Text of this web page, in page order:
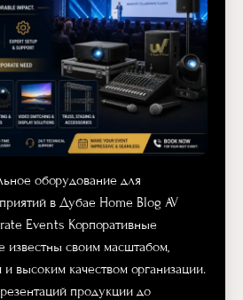
оборудование для
в Дубае Home Blog AV
Events Корпоративные
известны своим масштабом,
высоким качеством организации.
продукции до